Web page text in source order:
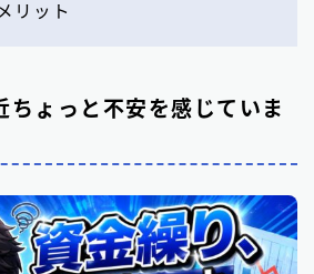
リット
ちょっと不安を感じていま